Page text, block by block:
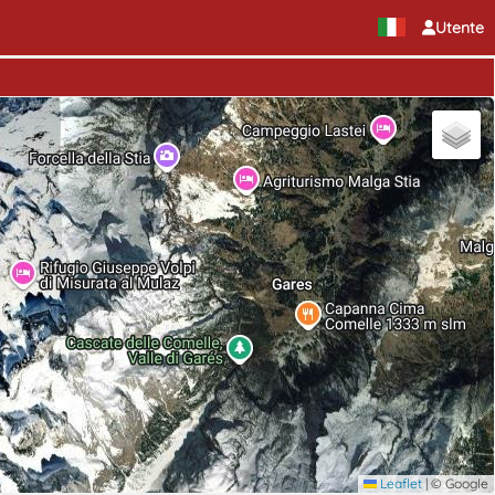
Utente
Leaflet | © Google